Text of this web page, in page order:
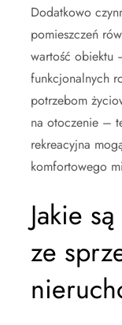
Dodatkowo
pomieszczeń
wartość obiektu
funkcjonalnych
potrzebom
na otoczenie –
rekreacyjna
komfortowego
Jakie
ze